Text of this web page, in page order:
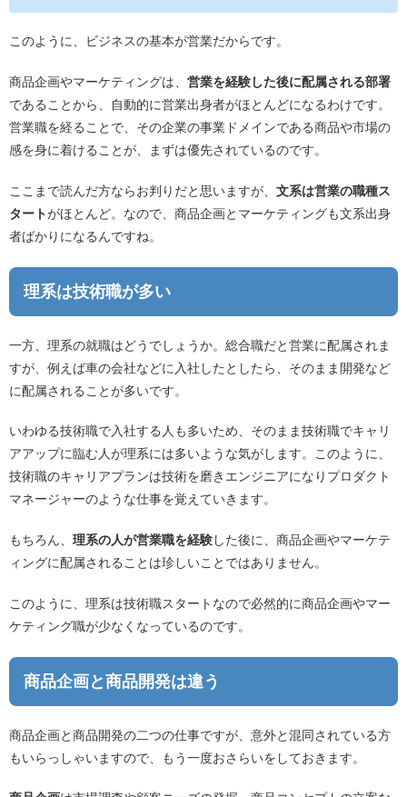
このように、ビジネスの基本が営業だからです。
商品企画やマーケティングは、 営業を経験した後に配属される部署
であることから、自動的に営業出身者がほとんどになるわけです。
営業職を経ることで、その企業の事業ドメインである商品や市場の
感を身に着けることが、まずは優先されているのです。
ここまで読んだ方ならお判りだと思いますが、 文系は営業の職種ス
タートがほとんど。なので、商品企画とマーケティングも文系出身
者ばかりになるんですね。
理系は技術職が多い
一方、理系の就職はどうでしょうか。総合職だと営業に配属されま
すが、例えば車の会社などに入社したとしたら、そのまま開発など
に配属されることが多いです。
いわゆる技術職で入社する人も多いため、そのまま技術職でキャリ
アアップに臨む人が理系には多いような気がします。このように、
技術職のキャリアプランは技術を磨きエンジニアになりプロダクト
マネージャーのような仕事を覚えていきます。
もちろん、 理系の人が営業職を経験した後に、商品企画やマーケテ
ィングに配属されることは珍しいことではありません。
このように、理系は技術職スタートなので必然的に商品企画やマー
ケティング職が少なくなっているのです。
商品企画と商品開発は違う
商品企画と商品開発の二つの仕事ですが、意外と混同されている方
もいらっしゃいますので、もう一度おさらいをしておきます。